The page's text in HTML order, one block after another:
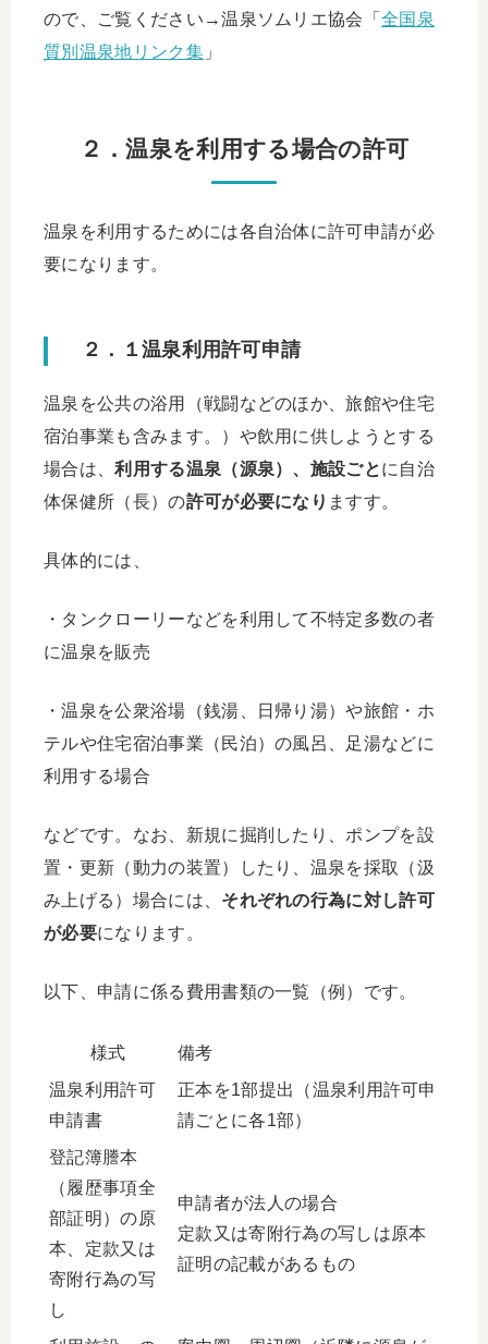
ので、ご覧ください→温泉ソムリエ協会「全国泉
質別温泉地リンク集」
２．温泉を利用する場合の許可
温泉を利用するためには各自治体に許可申請が必
要になります。
２．１温泉利用許可申請
温泉を公共の浴用（戦闘などのほか、旅館や住宅
宿泊事業も含みます。）や飲用に供しようとする
場合は、利用する温泉（源泉）、施設ごとに自治
体保健所（長）の許可が必要になり ますす。
具体的には、
・タンクローリーなどを利用して不特定多数の者
に温泉を販売
・温泉を公衆浴場（銭湯、日帰り湯）や旅館・ホ
テルや住宅宿泊事業（民泊）の風呂、足湯などに
利用する場合
などです。なお、新規に掘削したり、ポンプを設
置・更新（動力の装置）したり、温泉を採取（汲
み上げる）場合には、 それぞれの行為に対し許可
が必要になります。
以下、申請に係る費用書類の一覧（例）です。
様式
備考
温泉利用許可
申請書
正本を1部提出（温泉利用許可申
請ごとに各1部）
登記簿謄本
（履歴事項全
部証明）の原
本、定款又は
寄附行為の写
し
申請者が法人の場合
定款又は寄附行為の写しは原本
証明の記載があるもの